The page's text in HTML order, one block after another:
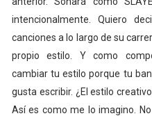
intencionalmente. Quiero
canciones a lo largo de su
propio estilo. Y como
cambiar tu estilo porque tu
gusta escribir. ¿El estilo
Así es como me lo imagino.